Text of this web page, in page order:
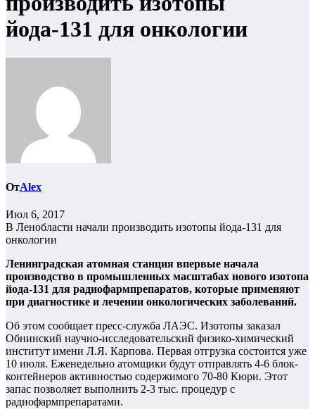
йода-131 для онкологии
ОтAlex
Июл 6, 2017
В Ленобласти начали производить изотопы йода-131 для
онкологии
Ленинградская атомная станция впервые начала
производство в промышленных масштабах нового изотопа
йода-131 для радиофармпрепаратов, которые применяют
при диагностике и лечении онкологических заболеваний.
Об этом сообщает пресс-служба ЛАЭС. Изотопы заказал
Обнинский научно-исследовательский физико-химический
институт имени Л.Я. Карпова. Первая отгрузка состоится уже
10 июля. Еженедельно атомщики будут отправлять 4-6 блок-
контейнеров активностью содержимого 70-80 Кюри. Этот
запас позволяет выполнить 2-3 тыс. процедур с
радиофармпрепаратами.